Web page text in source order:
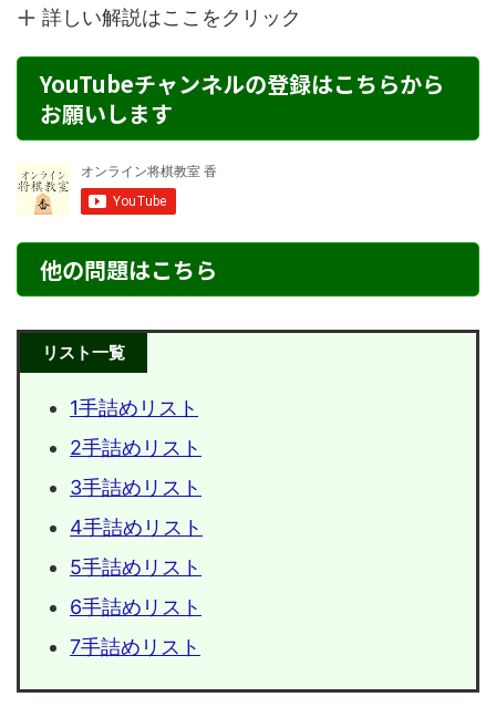
詳しい解説はここをクリック
YouTubeチャンネルの登録はこちらから
お願いします
他の問題はこちら
リスト一覧
1手詰めリスト
2手詰めリスト
3手詰めリスト
4手詰めリスト
5手詰めリスト
6手詰めリスト
7手詰めリスト